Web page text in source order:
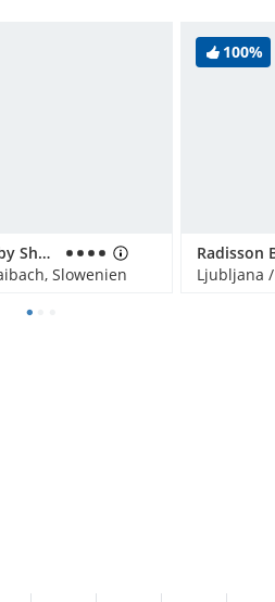
Four Points by Sheraton Hotel Ljubljana Mons
Slowenien
100%
Ljubljana